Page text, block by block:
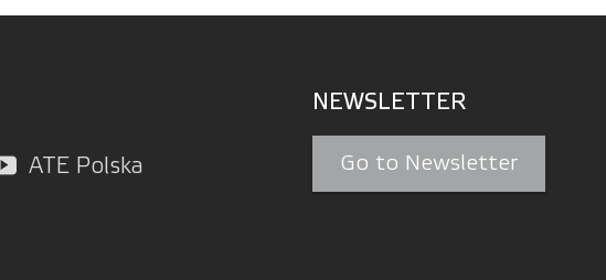
ATE Polska
NEWSLETTER
Go to Newsletter